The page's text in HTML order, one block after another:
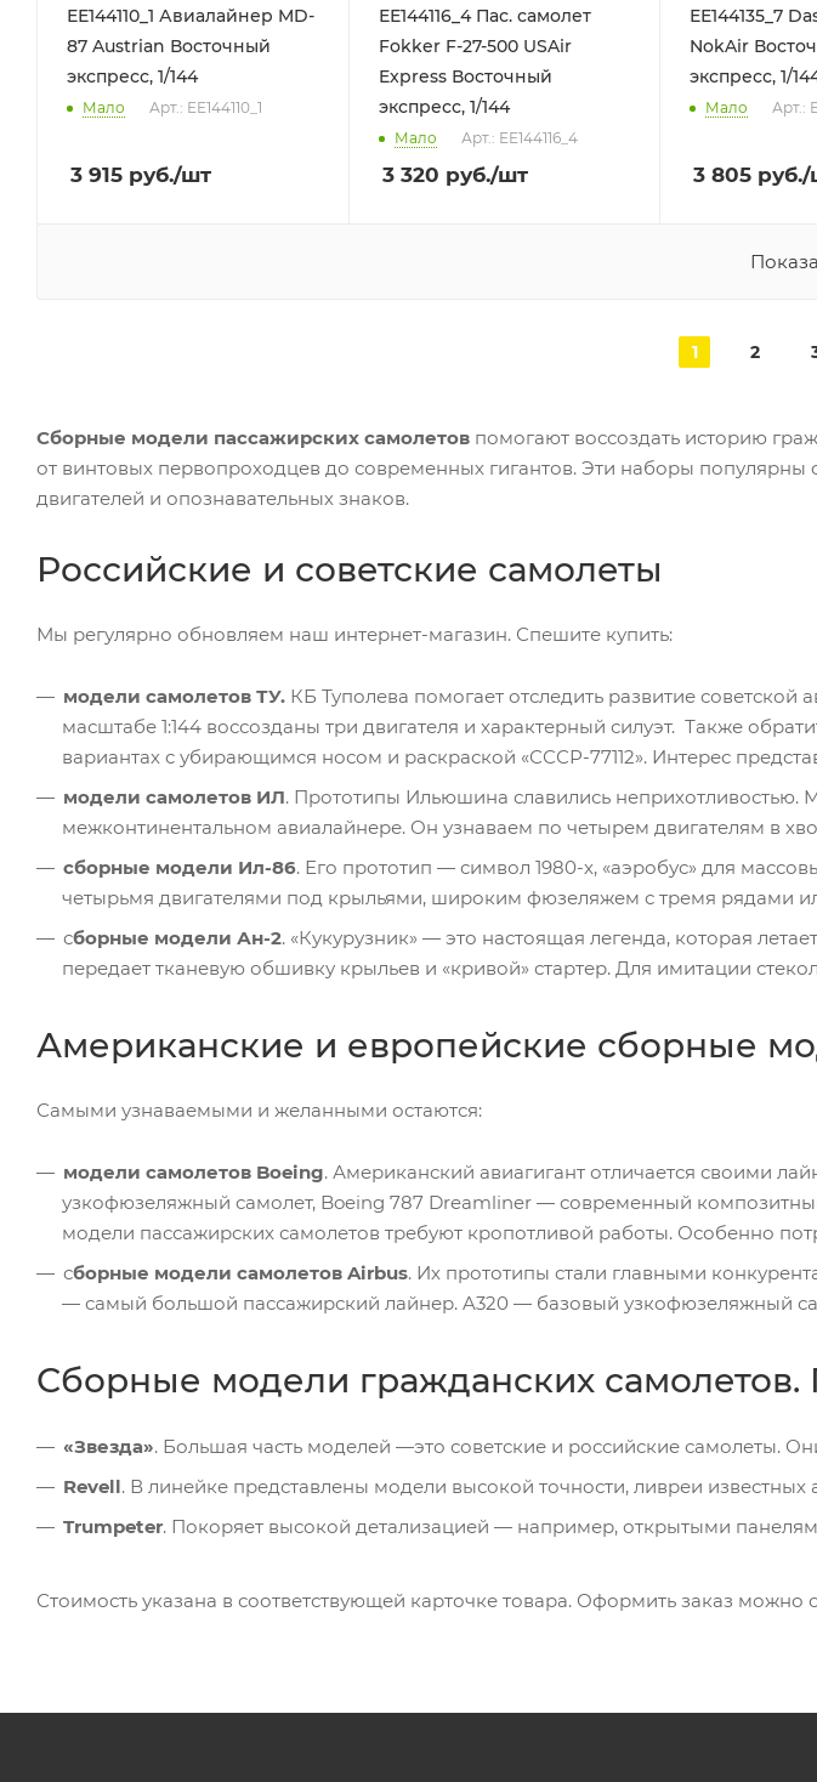
ЕЕ144110_1 Авиалайнер MD-
87 Austrian Восточный
экспресс, 1/144
Мало Арт.: ЕЕ144110_1
3 915 руб./шт
ЕЕ144116_4 Пас. самолет
Fokker F-27-500 USAir
Express Восточный
экспресс, 1/144
Мало Арт.: ЕЕ144116_4
3 320 руб./шт
ЕЕ144135_7
NokAir
экспресс, 1/
Мало Арт.:
3 805 руб./
1 2
Сборные модели пассажирских самолетов помогают воссоздать историю
от винтовых первопроходцев до современных гигантов. Эти наборы
двигателей и опознавательных знаков.
Российские и советские самолеты
Мы регулярно обновляем наш интернет-магазин. Спешите купить:
модели самолетов ТУ. КБ Туполева помогает отследить развитие
масштабе 1:144 воссозданы три двигателя и характерный силуэт. Также
вариантах с убирающимся носом и раскраской «СССР-77112». Интерес
модели самолетов ИЛ. Прототипы Ильюшина славились
межконтинентальном авиалайнере. Он узнаваем по четырем двигателям в
сборные модели Ил-86. Его прототип — символ 1980-х, «аэробус» для
четырьмя двигателями под крыльями, широким фюзеляжем с тремя рядами
сборные модели Ан-2. «Кукурузник» — это настоящая легенда, которая
передает тканевую обшивку крыльев и «кривой» стартер. Для имитации
Американские и европейские сборные
Самыми узнаваемыми и желанными остаются:
модели самолетов Boeing. Американский авиагигант отличается своими
узкофюзеляжный самолет, Boeing 787 Dreamliner — современный
модели пассажирских самолетов требуют кропотливой работы. Особенно
сборные модели самолетов Airbus. Их прототипы стали главными
— самый большой пассажирский лайнер. A320 — базовый узкофюзеляжный
Сборные модели гражданских
«Звезда». Большая часть моделей —это советские и российские самолеты.
Revell. В линейке представлены модели высокой точности, ливреи
Trumpeter. Покоряет высокой детализацией — например, открытыми
Стоимость указана в соответствующей карточке товара. Оформить заказ